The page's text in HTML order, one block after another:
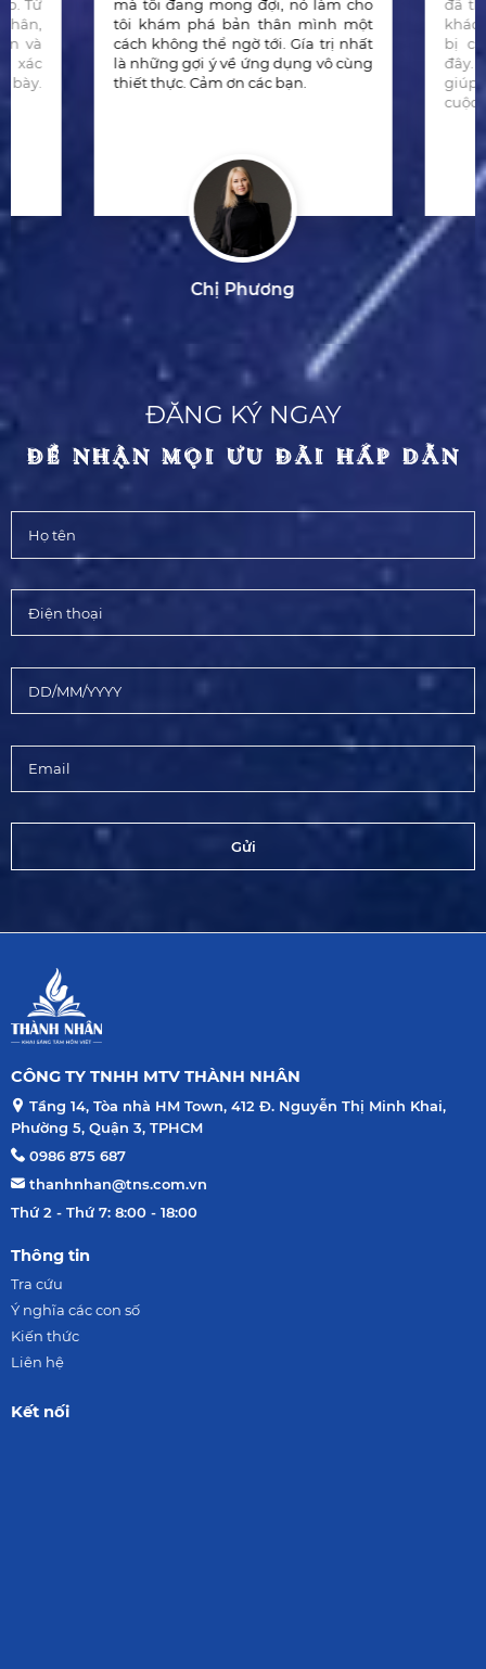
Từ
và
xác
bày.
mà tôi đang mong đợi, nó làm cho
tôi khám phá bản thân mình một
cách không thể ngờ tới. Gía trị nhất
là những gợi ý về ứng dụng vô cùng
thiết thực. Cảm ơn các bạn.
Chị Phương
đã
khác
bị
đây.
giúp
cuộc
ĐĂNG KÝ NGAY
ĐỂ NHẬN MỌI ƯU ĐÃI HẤP DẪN
ĐỂ NHẬN MỌI ƯU ĐÃI HẤP DẪN
Gửi
CÔNG TY TNHH MTV THÀNH NHÂN
Tầng 14, Tòa nhà HM Town, 412 Đ. Nguyễn Thị Minh Khai,
Phường 5, Quận 3, TPHCM
0986 875 687
thanhnhan@tns.com.vn
Thứ 2 - Thứ 7: 8:00 - 18:00
Thông tin
Tra cứu
Ý nghĩa các con số
Kiến thức
Liên hệ
Kết nối